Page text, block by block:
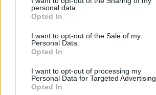
personal data.
Opted In
I want to opt-out of the Sale of my
Personal Data.
Opted In
I want to opt-out of processing my
Personal Data for Targeted Advertising.
Opted In
ΝΊΚΟΣ ΝΑΟΎΜ 6.8.2026
MOTOR GREEN
MOTOR GREEN